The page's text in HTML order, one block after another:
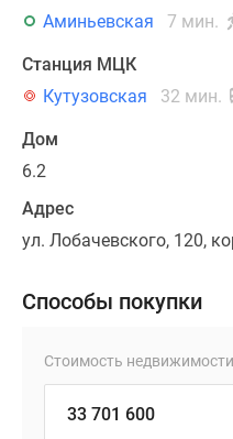
Аминьевская
7 мин.
Станция МЦК
Кутузовская
32 мин.
Дом
6.2
Адрес
ул. Лобачевского, 120,
Способы покупки
Стоимость недвижимости